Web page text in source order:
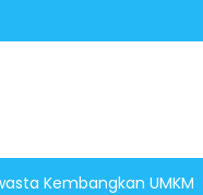
Kembangkan UMKM